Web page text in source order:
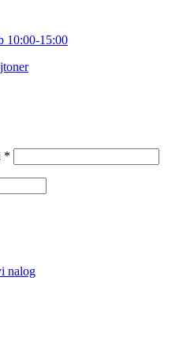
10:00-15:00
*
nalog